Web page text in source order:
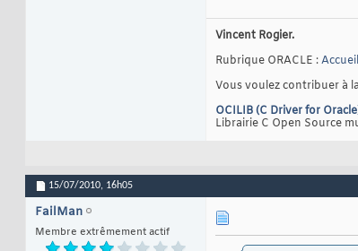
Vincent Rogier.
Rubrique ORACLE :Accueil
Vous voulez contribuer à
OCILIB (C Driver for
Librairie C Open Source
15/07/2010, 16h05
FailMan
Membre extrêmement actif